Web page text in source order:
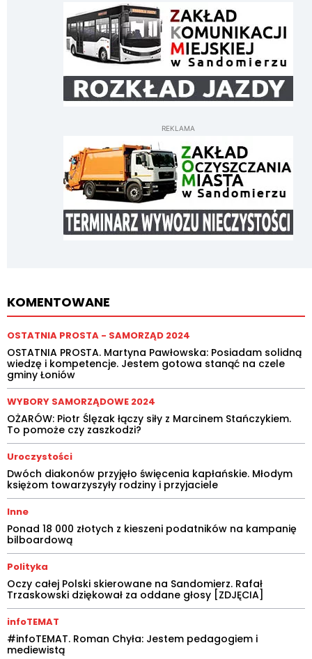
REKLAMA
KOMENTOWANE
OSTATNIA PROSTA - SAMORZĄD 2024
OSTATNIA PROSTA. Martyna Pawłowska: Posiadam solidną
wiedzę i kompetencje. Jestem gotowa stanąć na czele
gminy Łoniów
WYBORY SAMORZĄDOWE 2024
OŻARÓW: Piotr Ślęzak łączy siły z Marcinem Stańczykiem.
To pomoże czy zaszkodzi?
Uroczystości
Dwóch diakonów przyjęło święcenia kapłańskie. Młodym
księżom towarzyszyły rodziny i przyjaciele
Inne
Ponad 18 000 złotych z kieszeni podatników na kampanię
bilboardową
Polityka
Oczy całej Polski skierowane na Sandomierz. Rafał
Trzaskowski dziękował za oddane głosy [ZDJĘCIA]
infoTEMAT
#infoTEMAT. Roman Chyła: Jestem pedagogiem i
mediewistą